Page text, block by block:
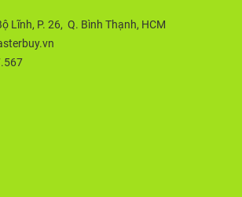
Lĩnh, P. 26, Q. Bình Thạnh, HCM